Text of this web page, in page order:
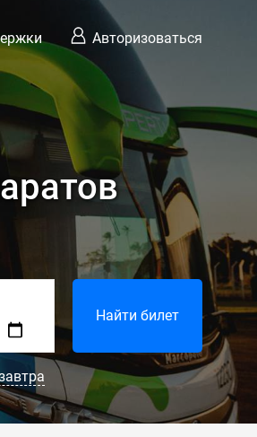
Авторизоваться
Найти билет